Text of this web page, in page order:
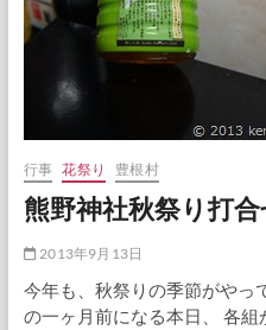
行事 花祭り 豊根村
熊野神社秋祭り打
2013年9月13日
今年も、秋祭りの季節がやっ
の一ヶ月前になる本日、 各